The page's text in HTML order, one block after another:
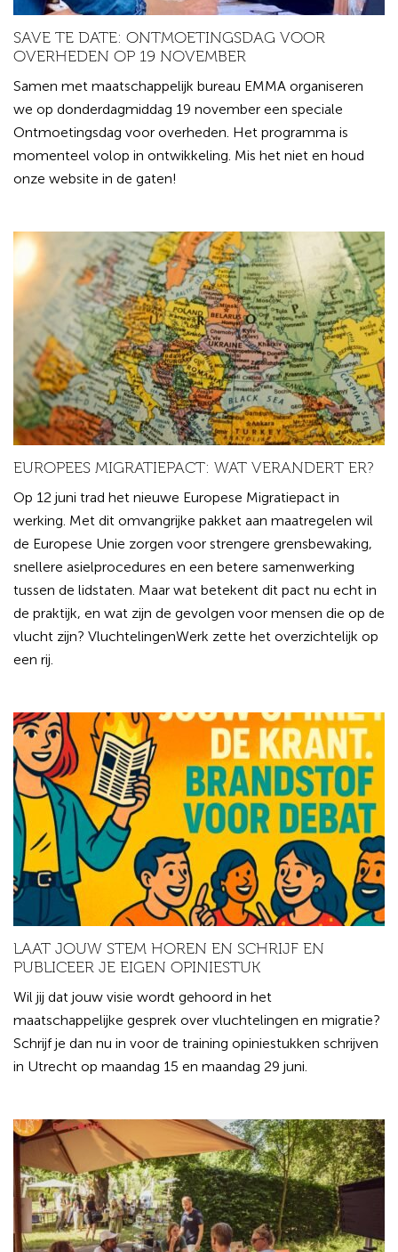
SAVE TE DATE: ONTMOETINGSDAG VOOR
OVERHEDEN OP 19 NOVEMBER
Samen met maatschappelijk bureau EMMA organiseren
we op donderdagmiddag 19 november een speciale
Ontmoetingsdag voor overheden. Het programma is
momenteel volop in ontwikkeling. Mis het niet en houd
onze website in de gaten!
EUROPEES MIGRATIEPACT: WAT VERANDERT ER?
Op 12 juni trad het nieuwe Europese Migratiepact in
werking. Met dit omvangrijke pakket aan maatregelen wil
de Europese Unie zorgen voor strengere grensbewaking,
snellere asielprocedures en een betere samenwerking
tussen de lidstaten. Maar wat betekent dit pact nu echt in
de praktijk, en wat zijn de gevolgen voor mensen die op de
vlucht zijn? VluchtelingenWerk zette het overzichtelijk op
een rij.
LAAT JOUW STEM HOREN EN SCHRIJF EN
PUBLICEER JE EIGEN OPINIESTUK
Wil jij dat jouw visie wordt gehoord in het
maatschappelijke gesprek over vluchtelingen en migratie?
Schrijf je dan nu in voor de training opiniestukken schrijven
in Utrecht op maandag 15 en maandag 29 juni.